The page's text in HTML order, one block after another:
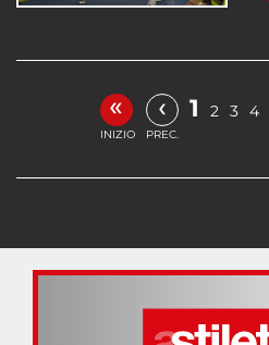
«
INIZIO
‹
PREC.
1 2 3 4